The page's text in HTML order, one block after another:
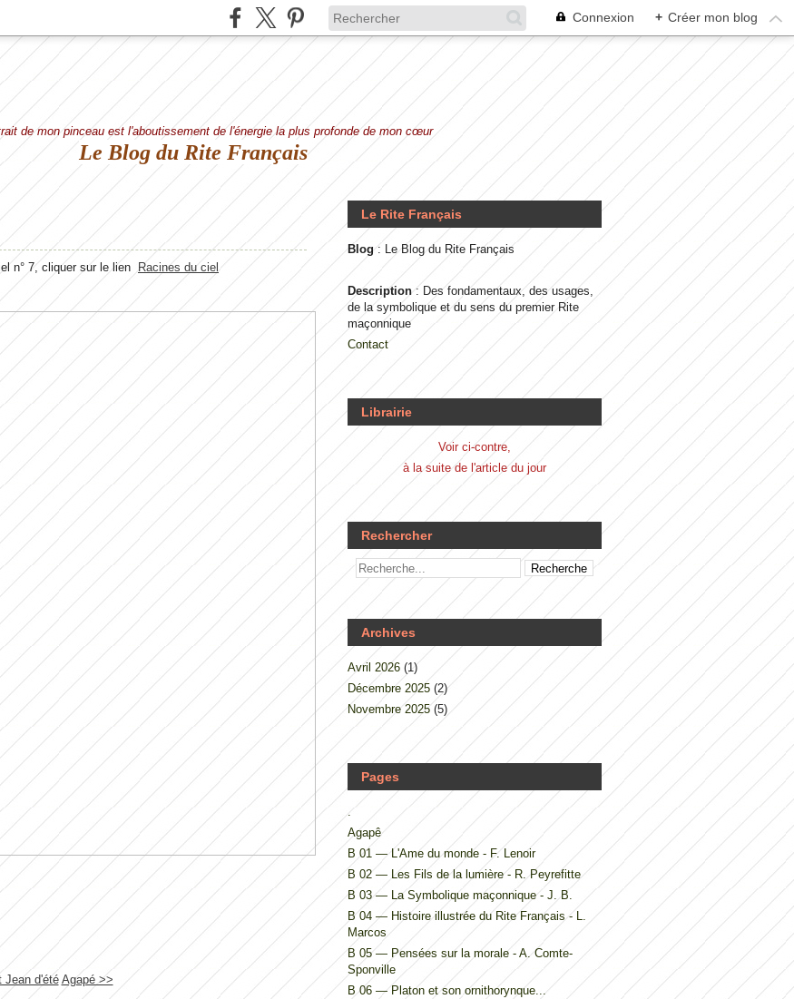
Connexion + Créer mon blog
de mon pinceau est l'aboutissement de l'énergie la plus profonde de mon cœur
Le Blog du Rite Français
n° 7, cliquer sur le lien Racines du ciel
Jean d'été Agapé >>
Le Rite Français
Blog : Le Blog du Rite Français
Description : Des fondamentaux, des usages,
de la symbolique et du sens du premier Rite
maçonnique
Contact
Librairie
Voir ci-contre,
à la suite de l'article du jour
Rechercher
Archives
Avril 2026 (1)
Décembre 2025 (2)
Novembre 2025 (5)
Pages
.
Agapê
B 01 — L'Ame du monde - F. Lenoir
B 02 — Les Fils de la lumière - R. Peyrefitte
B 03 — La Symbolique maçonnique - J. B.
B 04 — Histoire illustrée du Rite Français - L.
Marcos
B 05 — Pensées sur la morale - A. Comte-
Sponville
B 06 — Platon et son ornithorynque...